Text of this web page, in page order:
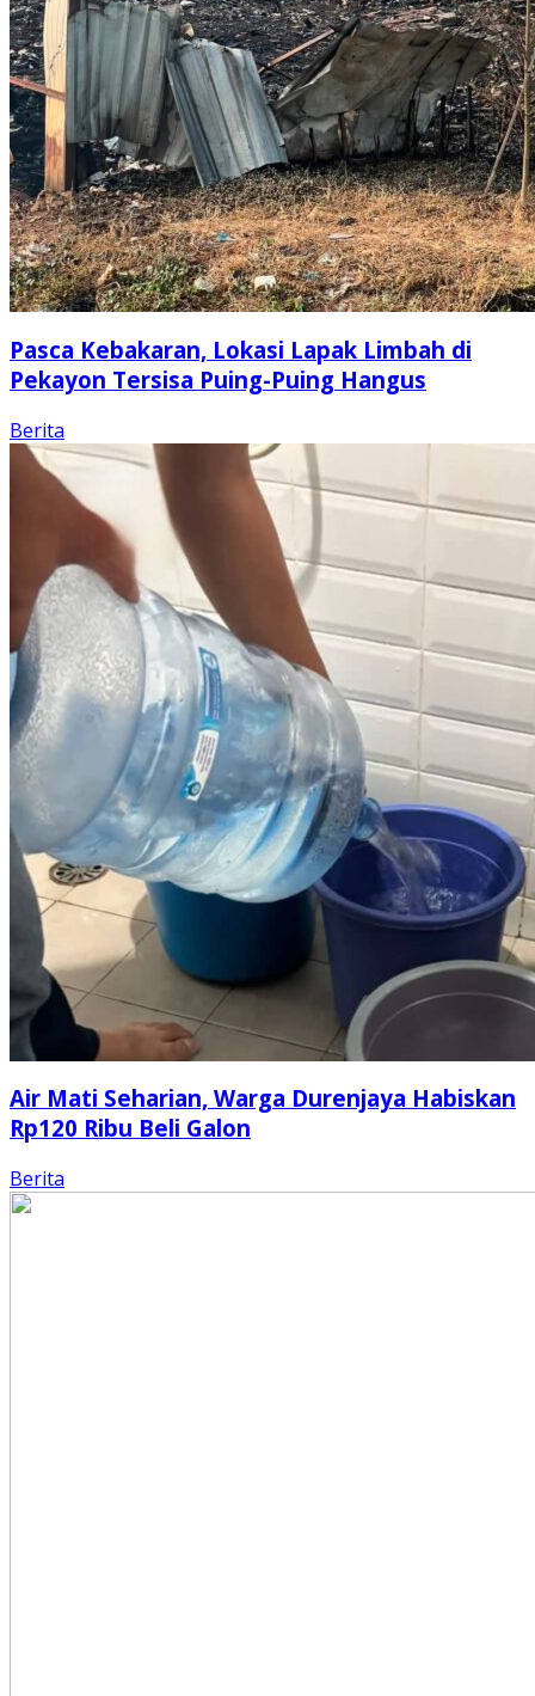
Pasca Kebakaran, Lokasi Lapak Limbah di
Pekayon Tersisa Puing-Puing Hangus
Berita
Air Mati Seharian, Warga Durenjaya Habiskan
Rp120 Ribu Beli Galon
Berita